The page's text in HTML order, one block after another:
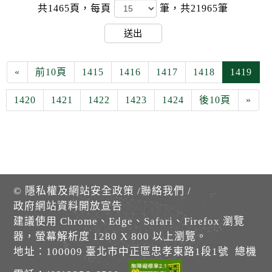
共1465頁， 每頁 筆，共21965筆
送出
« 前10頁 1415 1416 1417 1418 1419
1420 1421 1422 1423 1424 後10頁 »
© 隱私權及網站安全政策 /聯絡我們 /
政府網站資料開放宣告
建議使用 Chrome、Edge、Safari、Firefox 瀏覽
器，螢幕解析度 1280 X 800 以上瀏覽。
地址：100009 臺北市中正區忠孝東路1段1號 總機